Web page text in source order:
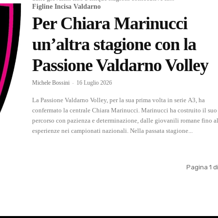
Figline Incisa Valdarno
Per Chiara Marinucci
un’altra stagione con la
Passione Valdarno Volley
Michele Bossini - 16 Luglio 2026
La Passione Valdarno Volley, per la sua prima volta in serie A3, ha
confermato la centrale Chiara Marinucci. Marinucci ha costruito il suo
percorso con pazienza e determinazione, dalle giovanili romane fino
esperienze nei campionati nazionali. Nella passata stagione...
Pagina 1